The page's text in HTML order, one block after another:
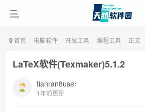
首页 电脑软件 开发工具 编程工具 正文
LaTeX软件(Texmaker)5.1.2
tianran8user
1年前更新